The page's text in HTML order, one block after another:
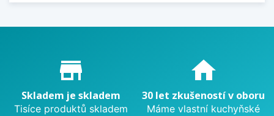
Proč nakupovat u nás?
store_mall_directory
Skladem je skladem
Tisíce produktů skladem
home
30 let zkušeností v oboru
Máme vlastní kuchyňské